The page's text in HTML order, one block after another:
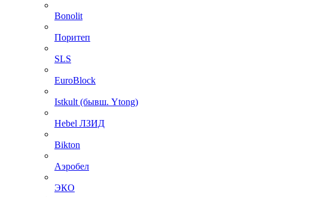
Bonolit
Поритеп
SLS
EuroBlock
Istkult (бывш. Ytong)
Hebel ЛЗИД
Bikton
Аэробел
ЭКО